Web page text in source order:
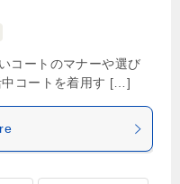
コートのマナーや選び
中コートを着用す […]